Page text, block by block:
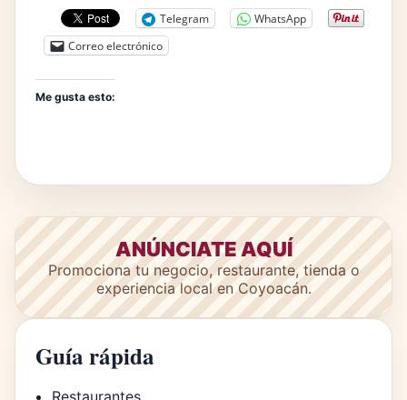
Telegram
WhatsApp
Correo electrónico
Me gusta esto:
ANÚNCIATE AQUÍ
Promociona tu negocio, restaurante, tienda o
experiencia local en Coyoacán.
Guía rápida